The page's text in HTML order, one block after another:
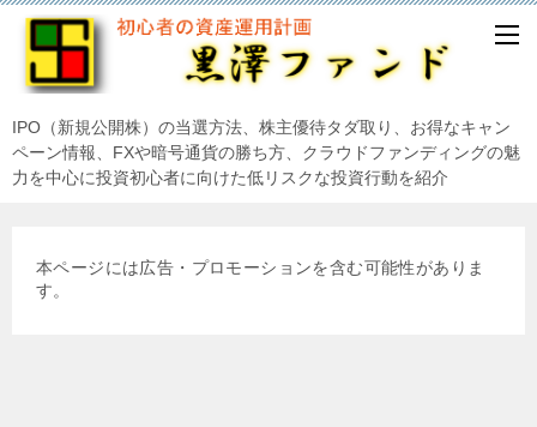
IPO（新規公開株）の当選方法、株主優待タダ取り、お得なキャン
ペーン情報、FXや暗号通貨の勝ち方、クラウドファンディングの魅
力を中心に投資初心者に向けた低リスクな投資行動を紹介
本ページには広告・プロモーションを含む可能性がありま
す。